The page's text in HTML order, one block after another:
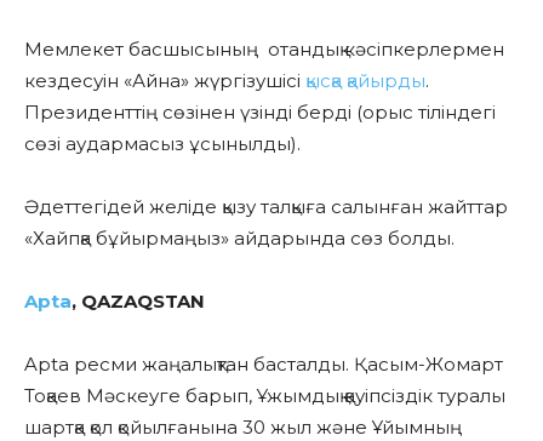
Мемлекет басшысының отандық кәсіпкерлермен
кездесуін «Айна» жүргізушісі қысқа қайырды.
Президенттің сөзінен үзінді берді (орыс тіліндегі
сөзі аудармасыз ұсынылды).
Әдеттегідей желіде қызу талқыға салынған жайттар
«Хайпқа бұйырмаңыз» айдарында сөз болды.
Apta, QAZAQSTAN
Apta ресми жаңалықтан басталды. Қасым-Жомарт
Тоқаев Мәскеуге барып, Ұжымдық қауіпсіздік туралы
шартқа қол қойылғанына 30 жыл және Ұйымның